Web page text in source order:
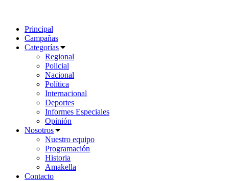
Principal
Campañas
Categorías
Regional
Policial
Nacional
Política
Internacional
Deportes
Informes Especiales
Opinión
Nosotros
Nuestro equipo
Programación
Historia
Amakella
Contacto